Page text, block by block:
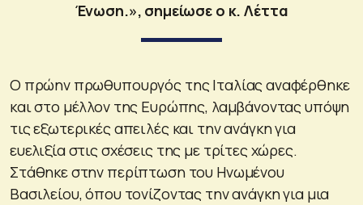
Ένωση.», σημείωσε ο κ. Λέττα
Ο πρώην πρωθυπουργός της Ιταλίας αναφέρθηκε
και στο μέλλον της Ευρώπης, λαμβάνοντας υπόψη
τις εξωτερικές απειλές και την ανάγκη για
ευελιξία στις σχέσεις της με τρίτες χώρες.
Στάθηκε στην περίπτωση του Ηνωμένου
Βασιλείου, όπου τονίζοντας την ανάγκη για μια